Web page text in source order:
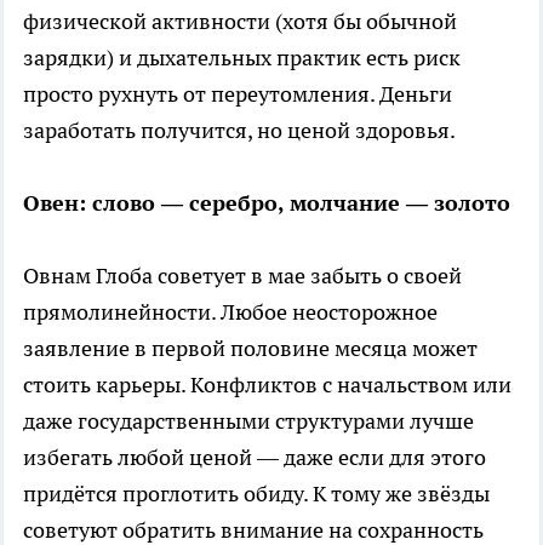
физической активности (хотя бы обычной
зарядки) и дыхательных практик есть риск
просто рухнуть от переутомления. Деньги
заработать получится, но ценой здоровья.
Овен: слово — серебро, молчание — золото
Овнам Глоба советует в мае забыть о своей
прямолинейности. Любое неосторожное
заявление в первой половине месяца может
стоить карьеры. Конфликтов с начальством или
даже государственными структурами лучше
избегать любой ценой — даже если для этого
придётся проглотить обиду. К тому же звёзды
советуют обратить внимание на сохранность